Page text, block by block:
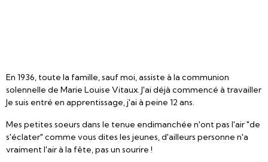
En 1936, toute la famille, sauf moi, assiste à la communion
solennelle de Marie Louise Vitaux. J'ai déjà commencé à travailler
Je suis entré en apprentissage, j'ai à peine 12 ans.
Mes petites soeurs dans le tenue endimanchée n'ont pas l'air "de
s'éclater" comme vous dites les jeunes, d'ailleurs personne n'a
vraiment l'air à la fête, pas un sourire !